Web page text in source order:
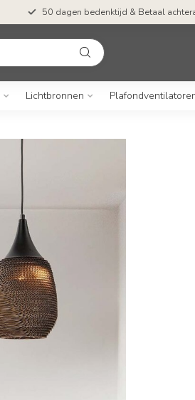
50 dagen bedenktijd & Betaal
Lichtbronnen